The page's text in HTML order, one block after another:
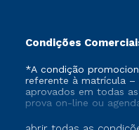
Condições
*A condição
referente à matrícula
aprovados em todas
prova on-line ou
vigente, que ainda não